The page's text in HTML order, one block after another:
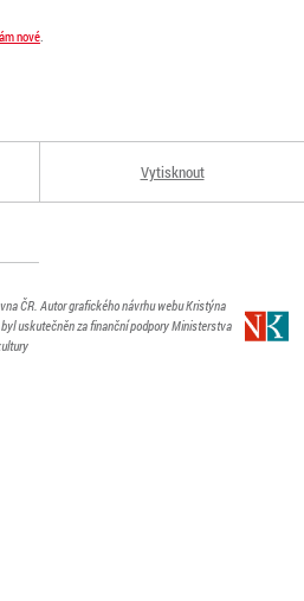
nové.
Vytisknout
ČR. Autor grafického návrhu webu Kristýna
uskutečněn za finanční podpory Ministerstva